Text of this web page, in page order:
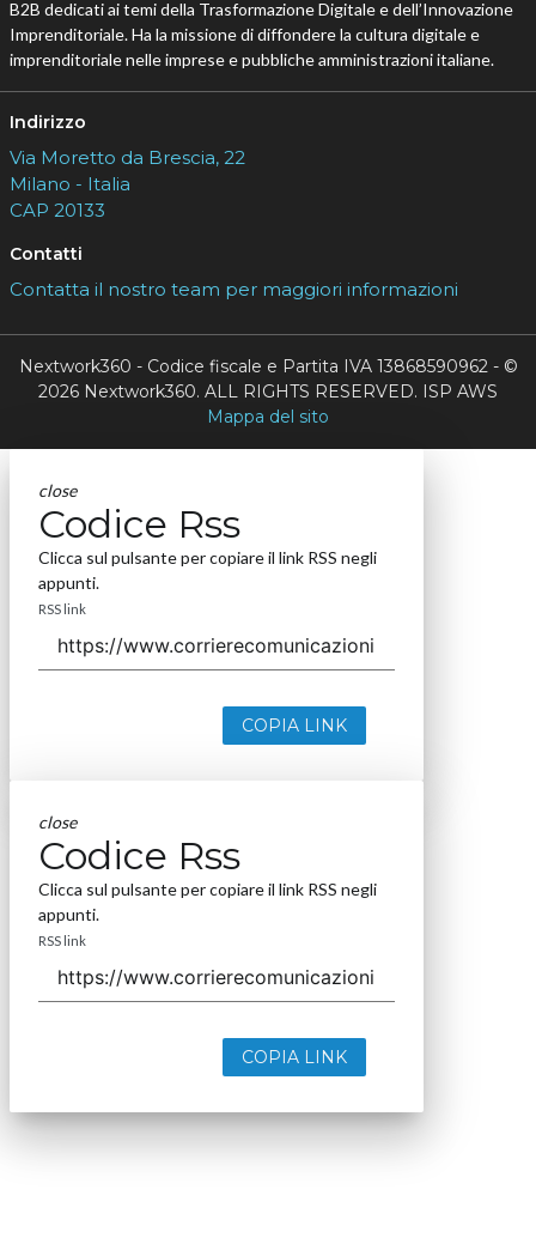
B2B dedicati ai temi della Trasformazione Digitale e dell’Innovazione
Imprenditoriale. Ha la missione di diffondere la cultura digitale e
imprenditoriale nelle imprese e pubbliche amministrazioni italiane.
Indirizzo
Via Moretto da Brescia, 22
Milano - Italia
CAP 20133
Contatti
Contatta il nostro team per maggiori informazioni
Nextwork360 - Codice fiscale e Partita IVA 13868590962 - ©
2026 Nextwork360. ALL RIGHTS RESERVED. ISP AWS
Mappa del sito
close
Codice Rss
Clicca sul pulsante per copiare il link RSS negli
appunti.
RSS link
COPIA LINK
close
Codice Rss
Clicca sul pulsante per copiare il link RSS negli
appunti.
RSS link
COPIA LINK